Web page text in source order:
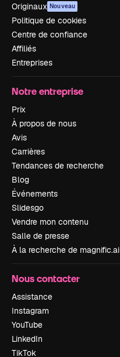
Originaux Nouveau
Politique de cookies
Centre de confiance
Affiliés
Entreprises
Notre entreprise
Prix
À propos de nous
Avis
Carrières
Tendances de recherche
Blog
Événements
Slidesgo
Vendre mon contenu
Salle de presse
À la recherche de magnific.ai
Nous contacter
Assistance
Instagram
YouTube
LinkedIn
TikTok